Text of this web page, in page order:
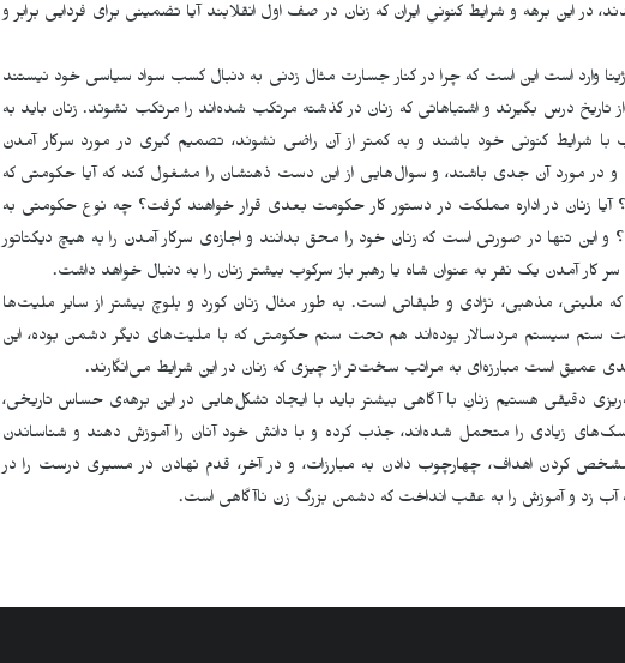
در این برهه و شرایط کنونیِ ایران که زنان در صف اول انقلابند آیا تضمینی برای فردایی برابر و
ژینا وارد است این است که چرا در کنار جسارت مثال زدنی به دنبال کسب سواد سیاسی خود نیستند
از تاریخ درس بگیرند و اشتباهاتی که زنان در گذشته مرتکب شده‌اند را مرتکب نشوند. زنان باید به
با شرایط کنونی خود باشند و به کمتر از آن راضی نشوند، تصمیم گیری در مورد سرکار آمدن
در مورد آن جدی باشند، و سوال‌هایی از این دست ذهنشان را مشغول کند که آیا حکومتی که
آیا زنان در اداره مملکت در دستور کار حکومت بعدی قرار خواهند گرفت؟ چه نوع حکومتی به
این تنها در صورتی است که زنان خود را محق بدانند و اجازەی سرکار آمدن را به هیچ دیکتاتور
کار آمدن یک نفر به عنوان شاه یا رهبر باز سرکوب بیشتر زنان را به دنبال خواهد داشت.
که ملیتی، مذهبی، نژادی و طبقاتی است. به طور مثال زنان کورد و بلوچ بیشتر از سایر ملیت‌ها
ستم سیستم مردسالار بودە‌اند هم تحت ستم حکومتی کە با ملیت‌های دیگر دشمن بوده، این
عمیق‌ است مبارزه‌ای به مراتب سخت‌تر از چیزی که زنان در این شرایط می‌انگارند.
دقیقی هستیم زنانِ با آگاهی بیشتر باید با ایجاد تشکل‌هایی در این برهەی حساس تاریخی،
زیادی را متحمل شده‌اند، جذب کرده و با دانش خود آنان را آموزش دهند و شناساندن
کردن اهداف، چهارچوب دادن به مبارزات، و در آخر، قدم‌ نهادن در مسیری درست را در
به آب زد و آموزش را به عقب انداخت کە دشمن بزرگ زن ناآگاهی است.